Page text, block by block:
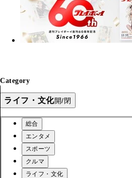
Category
ライフ・文化開/閉
総合
エンタメ
スポーツ
クルマ
ライフ・文化